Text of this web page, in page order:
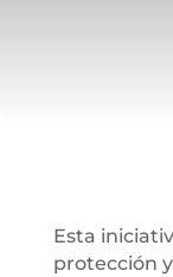
Esta
protección